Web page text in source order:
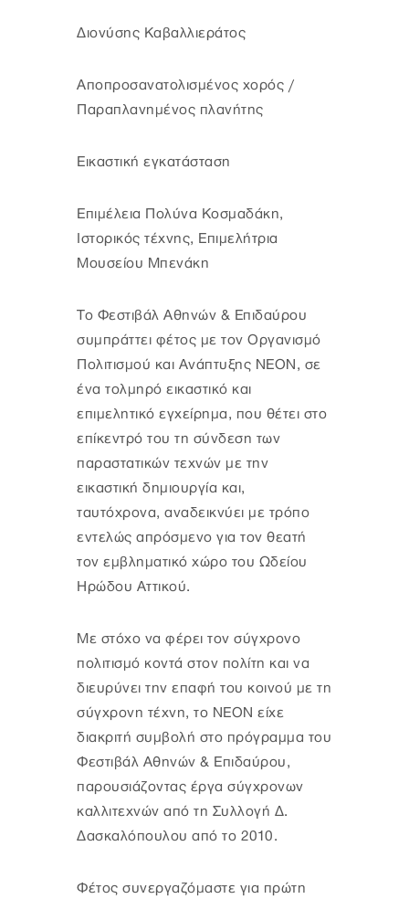
Διονύσης Καβαλλιεράτος
Αποπροσανατολισμένος χορός /
Παραπλανημένος πλανήτης
Εικαστική εγκατάσταση
Επιμέλεια Πολύνα Κοσμαδάκη,
Ιστορικός τέχνης, Επιμελήτρια
Μουσείου Μπενάκη
Το Φεστιβάλ Αθηνών & Επιδαύρου
συμπράττει φέτος με τον Οργανισμό
Πολιτισμού και Ανάπτυξης ΝΕΟΝ, σε
ένα τολμηρό εικαστικό και
επιμελητικό εγχείρημα, που θέτει στο
επίκεντρό του τη σύνδεση των
παραστατικών τεχνών με την
εικαστική δημιουργία και,
ταυτόχρονα, αναδεικνύει με τρόπο
εντελώς απρόσμενο για τον θεατή
τον εμβληματικό χώρο του Ωδείου
Ηρώδου Αττικού.
Με στόχο να φέρει τον σύγχρονο
πολιτισμό κοντά στον πολίτη και να
διευρύνει την επαφή του κοινού με τη
σύγχρονη τέχνη, το NEON είχε
διακριτή συμβολή στο πρόγραμμα του
Φεστιβάλ Αθηνών & Επιδαύρου,
παρουσιάζοντας έργα σύγχρονων
καλλιτεχνών από τη Συλλογή Δ.
Δασκαλόπουλου από το 2010.
Φέτος συνεργαζόμαστε για πρώτη